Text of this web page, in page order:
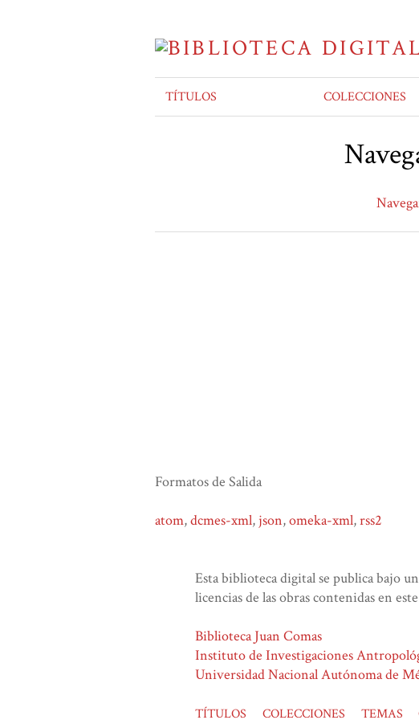
TÍTULOS COLECCIONES
Formatos de Salida
atom,dcmes-xml, json,omeka-xml,rss2
Esta biblioteca digital se publica bajo
licencias de las obras contenidas en
Biblioteca Juan Comas
Instituto de Investigaciones
Universidad Nacional Autónoma de
TÍTULOS COLECCIONES TEMAS